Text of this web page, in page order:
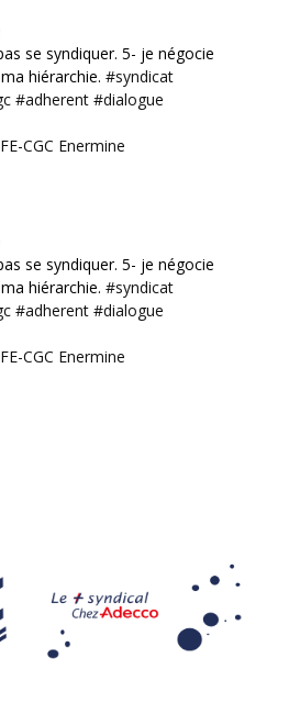
se syndiquer. 5- je négocie
hiérarchie. #syndicat
#adherent #dialogue
CGC Enermine
se syndiquer. 5- je négocie
hiérarchie. #syndicat
#adherent #dialogue
CGC Enermine